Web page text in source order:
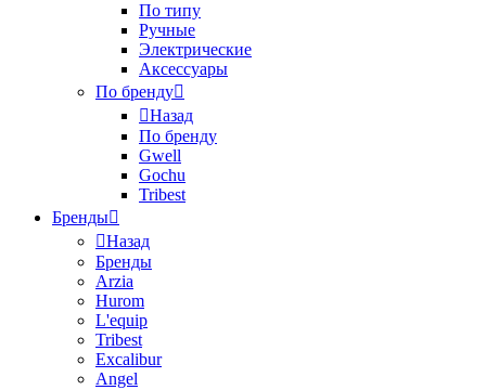
По типу
Ручные
Электрические
Аксессуары
По бренду
Назад
По бренду
Gwell
Gochu
Tribest
Бренды
Назад
Бренды
Arzia
Hurom
L'equip
Tribest
Excalibur
Angel